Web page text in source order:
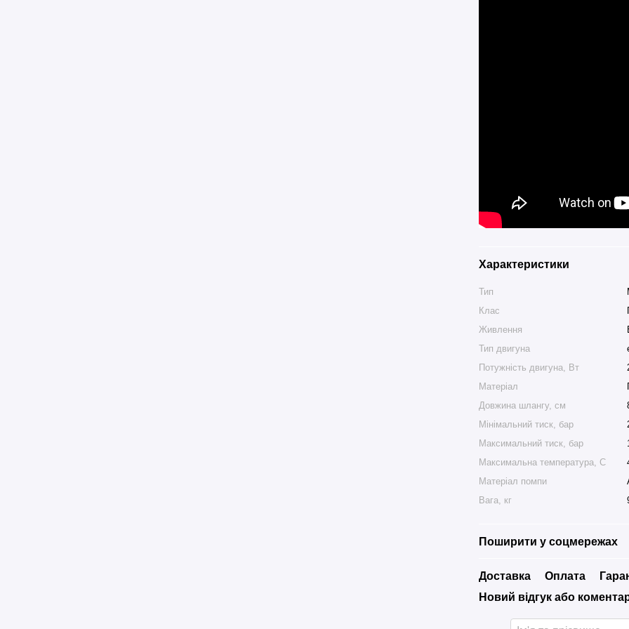
Характеристики
Тип
Клас
Живлення
Тип двигуна
Потужність двигуна, Вт
Матеріал
Довжина шлангу, см
Мінімальний тиск, бар
Максимальний тиск, бар
Максимальна температура, С
Матеріал помпи
Вага, кг
Поширити у соцмережах
Доставка Оплата
Новий відгук або